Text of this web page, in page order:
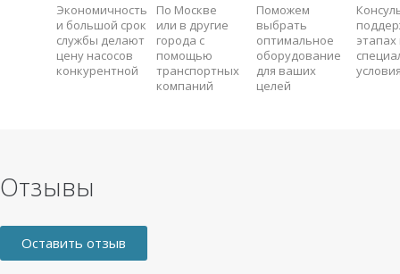
Экономичность
и большой срок
службы делают
цену насосов
конкурентной
По Москве
или в другие
города с
помощью
транспортных
компаний
Поможем
выбрать
оптимальное
оборудование
для ваших
целей
этапах
Отзывы
Оставить отзыв